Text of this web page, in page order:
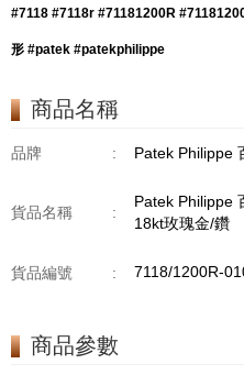
#7118 #7118r #71181200R
形 #patek #patekphilippe
商品名稱
品牌 : Patek Philippe
貨品名稱 :
Patek Philippe
18kt玫瑰金/鑽
貨品編號 : 7118/1200R-
商品參數